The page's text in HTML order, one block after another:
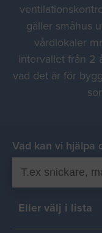
gäller småhus
vårdlokaler
intervallet från 2
vad det är för
Vad kan vi hjälpa
Eller välj i lista